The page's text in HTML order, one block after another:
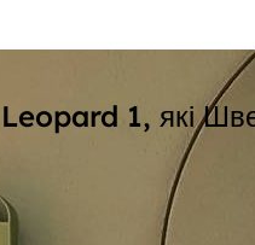
1, які